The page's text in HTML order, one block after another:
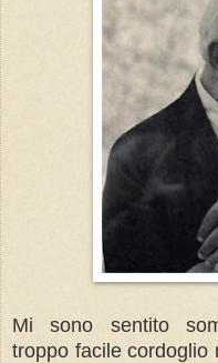
Mi sono sentito
troppo facile cordoglio